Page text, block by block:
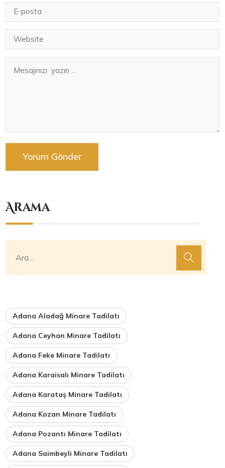
Arama
Adana Aladağ Minare Tadilatı
Adana Ceyhan Minare Tadilatı
Adana Feke Minare Tadilatı
Adana Karaisalı Minare Tadilatı
Adana Karataş Minare Tadilatı
Adana Kozan Minare Tadilatı
Adana Pozantı Minare Tadilatı
Adana Saimbeyli Minare Tadilatı